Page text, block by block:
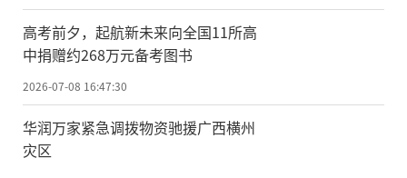
高考前夕，起航新未来向全国11所高
中捐赠约268万元备考图书
2026-07-08 16:47:30
华润万家紧急调拨物资驰援广西横州
灾区